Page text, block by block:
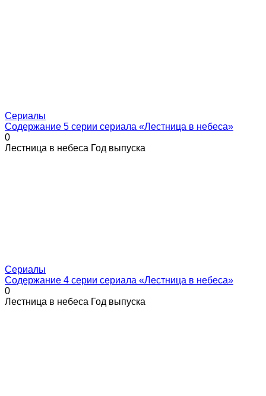
Сериалы
Содержание 5 серии сериала «Лестница в небеса»
0
Лестница в небеса Год выпуска
Сериалы
Содержание 4 серии сериала «Лестница в небеса»
0
Лестница в небеса Год выпуска